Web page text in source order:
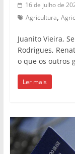
16 de julho de
Agricultura,
Juanito Vieira,
Rodrigues,
o que os outros
Ler mais